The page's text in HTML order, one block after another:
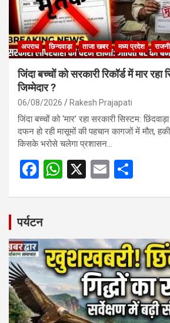
अपराध छिन्दवाड़ा ताजा खबर मध्य प्रदेश
जिंदा बच्चों को सरकारी रिकॉर्ड में मार
जिम्मेदार ?
06/08/2026 Rakesh Prajapati
जिंदा बच्चों को ‘मार’ रहा सरकारी सिस्टम:
दफन हो रही मासूमों की पहचान कागजों में मौत,
किसके भरोसे चलेगा प्रशासन…
F
b
o
o
k
W
A
p
p
X
E
पर्यटन